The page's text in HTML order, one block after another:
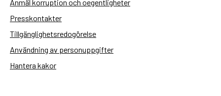
Anmäl korruption och oegentligheter
Presskontakter
Tillgänglighetsredogörelse
Användning av personuppgifter
Hantera kakor